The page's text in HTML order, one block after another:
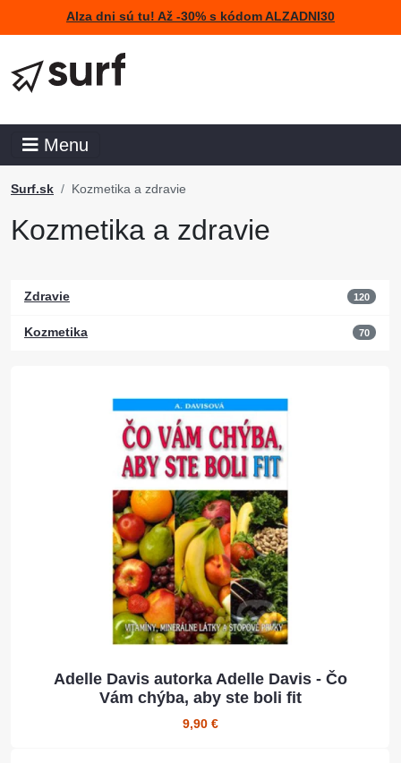
Alza dni sú tu! Až -30% s kódom ALZADNI30
Menu
Surf.sk Kozmetika a zdravie
Kozmetika a zdravie
Zdravie 120
Kozmetika 70
Adelle Davis autorka Adelle Davis - Čo
Vám chýba, aby ste boli fit
9,90 €